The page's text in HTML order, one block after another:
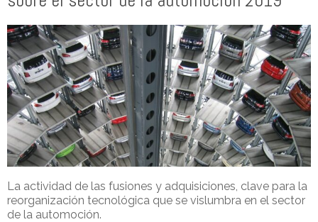
La actividad de las fusiones y adquisiciones, clave para la
reorganización tecnológica que se vislumbra en el sector
de la automoción.